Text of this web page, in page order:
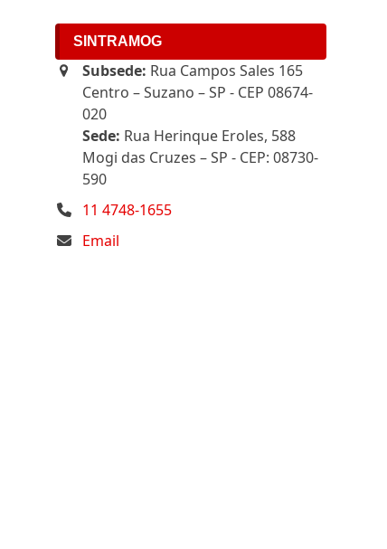
SINTRAMOG
Subsede: Rua Campos Sales 165
Centro – Suzano – SP - CEP 08674-
020
Sede: Rua Herinque Eroles, 588
Mogi das Cruzes – SP - CEP: 08730-
590
11 4748-1655
Email